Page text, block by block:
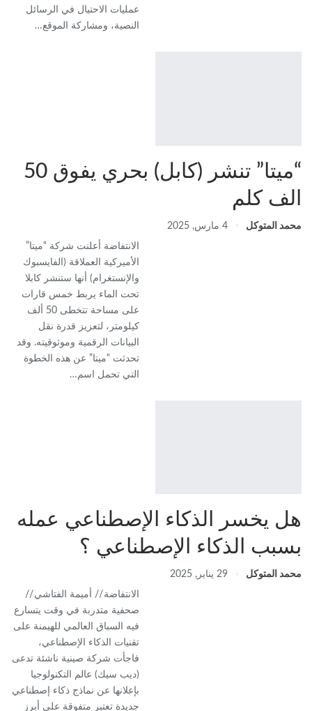
عمليات الاحتيال في الرسائل
النصية، ومشاركة الموقع…
“ميتا” تنشر (كابل) بحري يفوق 50
الف كلم
محمد المتوكل 4 مارس, 2025
الانتفاضة أعلنت شركة “ميتا”
الأميركية العملاقة (الفايسبوك
والإنستغرام) أنها ستنشر كابلا
تحت الماء يربط خمس قارات
على مساحة تتخطى 50 ألف
كيلومتر، لتعزيز قدرة نقل
البيانات الرقمية وموثوقيته. وقد
تحدثت “ميتا” عن هذه الخطوة
التي تحمل اسم…
هل يخسر الذكاء الإصطناعي عمله
بسبب الذكاء الإصطناعي ؟
محمد المتوكل 29 يناير, 2025
الانتفاضة // أميمة الفتاشي //
صحفية متدربة في وقت يتسارع
فيه السباق العالمي للهيمنة على
تقنيات الذكاء الإصطناعي،
فاجأت شركة صينية ناشئة تدعى
(ديب سيك) عالم التكنولوجيا
بإعلانها عن نماذج ذكاء إصطناعي
جديدة تعتبر متفوقة على أبرز